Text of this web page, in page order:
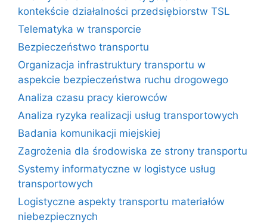
kontekście działalności przedsiębiorstw TSL
Telematyka w transporcie
Bezpieczeństwo transportu
Organizacja infrastruktury transportu w
aspekcie bezpieczeństwa ruchu drogowego
Analiza czasu pracy kierowców
Analiza ryzyka realizacji usług transportowych
Badania komunikacji miejskiej
Zagrożenia dla środowiska ze strony transportu
Systemy informatyczne w logistyce usług
transportowych
Logistyczne aspekty transportu materiałów
niebezpiecznych